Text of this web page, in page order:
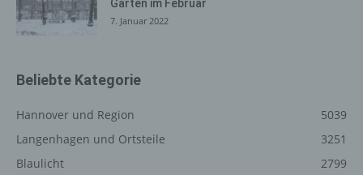
Gärten im Februar
7. Januar 2022
Beliebte Kategorie
Hannover und Region
5039
Langenhagen und Ortsteile
3251
Blaulicht
2799
Angriffen auf unsere informationstechnologischen
Systeme dienen.
Informationen ziehen wird keine Rückschlüsse auf die
benötigt, um (1) die Inhalte unserer Internetseite korrekt
die Werbung für diese zu optimieren, (3) die dauerhafte
Funktionsfähigkeit unserer informationstechnologischen